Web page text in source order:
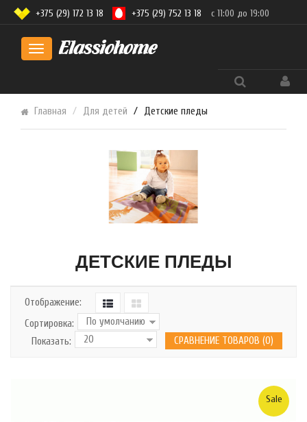
Toggle
+375 (29) 172 13 18 +375 (29) 752 13 18 с 11:00 до 19:00
Главная Для детей Детские пледы
ДЕТСКИЕ ПЛЕДЫ
Отображение:
Сортировка:
Показать:
СРАВНЕНИЕ ТОВАРОВ (0)
Sale